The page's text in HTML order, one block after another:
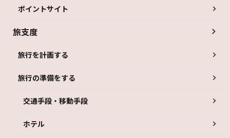
ポイントサイト
旅支度
旅行を計画する
旅行の準備をする
交通手段・移動手段
ホテル